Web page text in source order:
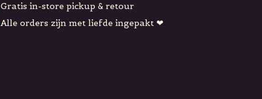
Gratis in-store pickup & retour
Alle orders zijn met liefde ingepakt ❤